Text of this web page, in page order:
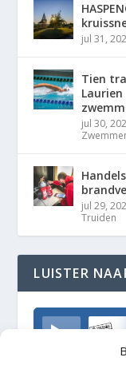
jul 31,
Tien
jul 30,
jul 29,
Truiden
LUISTER